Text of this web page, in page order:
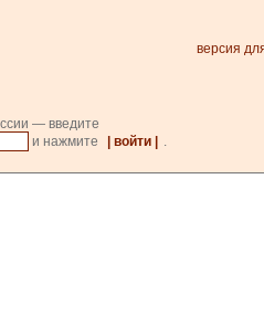
версия
— введите
и нажмите | войти |
.